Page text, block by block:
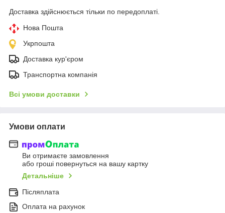
Доставка здійснюється тільки по передоплаті.
Нова Пошта
Укрпошта
Доставка кур'єром
Транспортна компанія
Всі умови доставки
Умови оплати
Ви отримаєте замовлення
або гроші повернуться на вашу картку
Детальніше
Післяплата
Оплата на рахунок